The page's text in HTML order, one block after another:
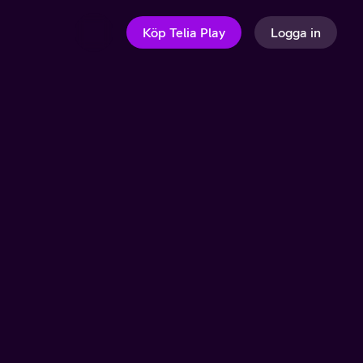
Köp Telia Play Logga in